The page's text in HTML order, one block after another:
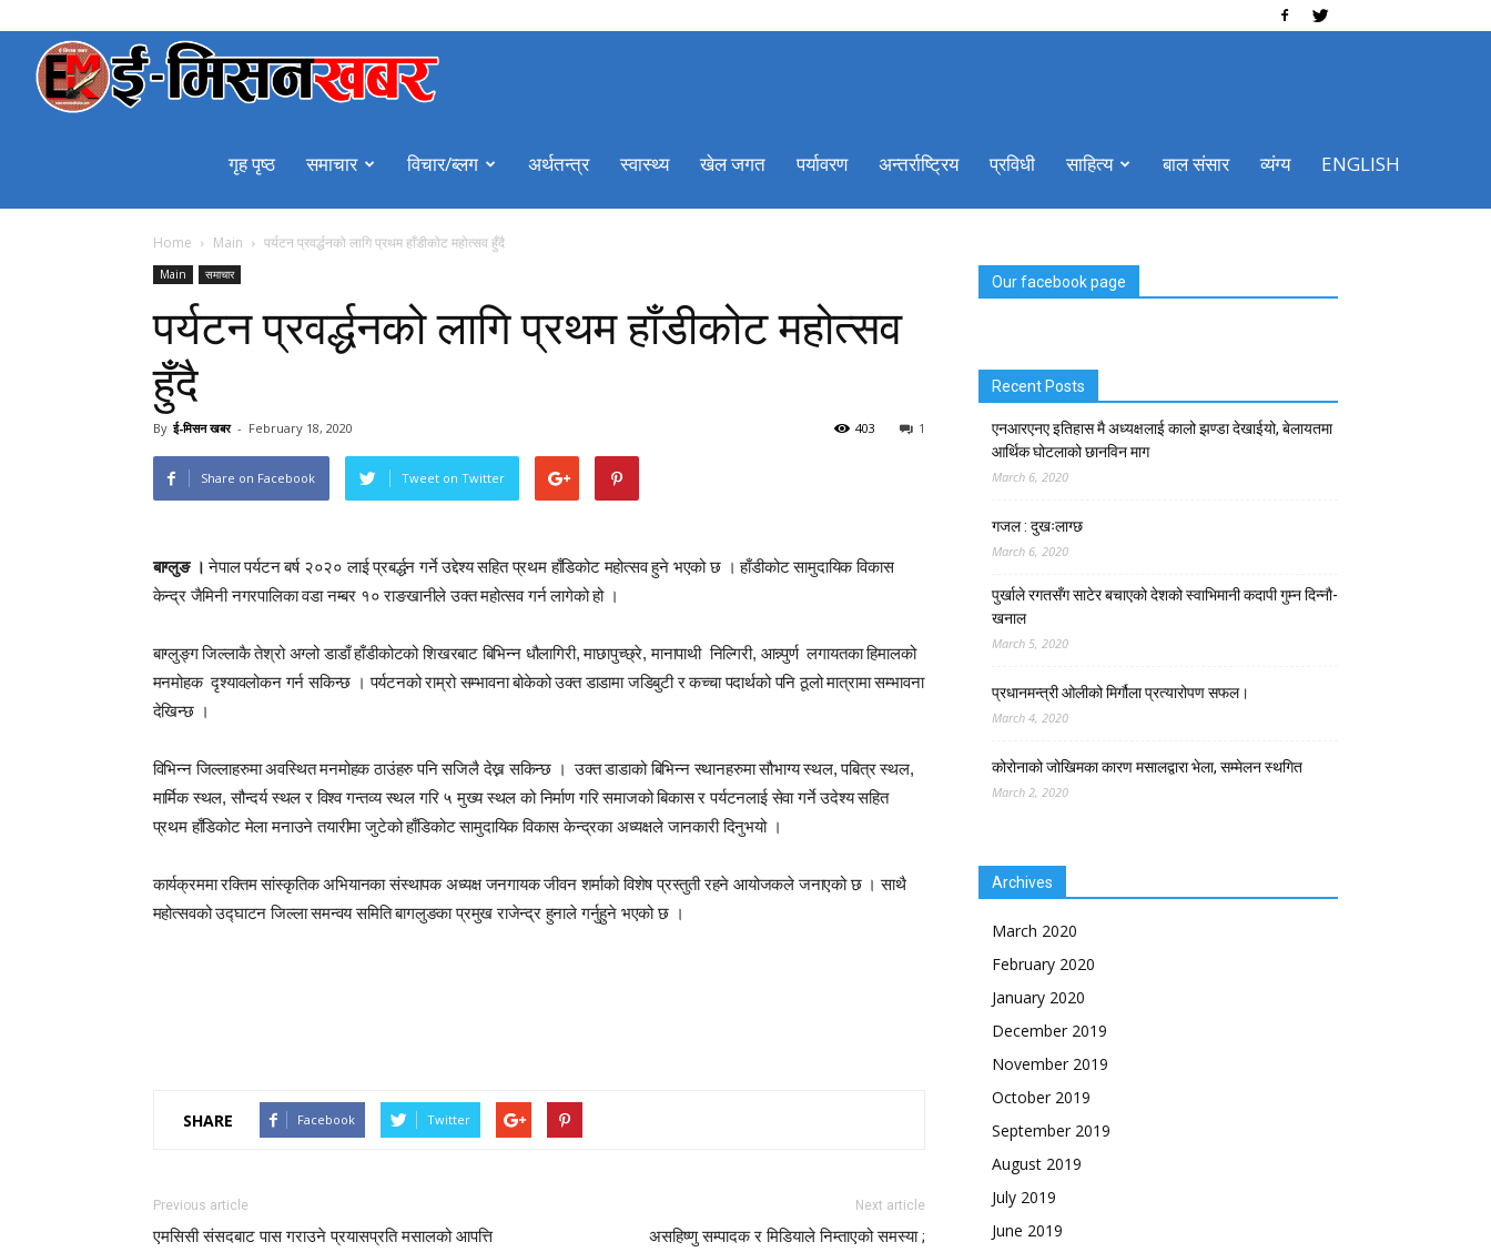
गृह पृष्ठ समाचार विचार/ब्लग अर्थतन्त्र स्वास्थ्य खेल जगत पर्यावरण अन्तर्राष्ट्रिय प्रविधी साहित्य बाल संसार व्यंग्य ENGLISH
Home Main पर्यटन प्रवर्द्धनको लागि प्रथम हाँडीकोट महोत्सव हुँदै
Main समाचार
पर्यटन प्रवर्द्धनको लागि प्रथम हाँडीकोट महोत्सव
हुँदै
By ई-मिसन खबर - February 18, 2020 1
403
Share on Facebook Tweet on Twitter
बाग्लुङ । नेपाल पर्यटन बर्ष २०२० लाई प्रबर्द्धन गर्ने उद्देश्य सहित प्रथम हाँडिकोट महोत्सव हुने भएको छ । हाँडीकोट सामुदायिक विकास
केन्द्र जैमिनी नगरपालिका वडा नम्बर १० राङखानीले उक्त महोत्सव गर्न लागेको हो ।
बाग्लुङ्ग जिल्लाकै तेश्रो अग्लो डाडाँ हाँडीकोटको शिखरबाट बिभिन्न धौलागिरी, माछापुच्छ्रे, मानापाथी निल्गिरी, आन्न्पुर्ण लगायतका हिमालको
मनमोहक दृश्यावलोकन गर्न सकिन्छ । पर्यटनको राम्रो सम्भावना बोकेको उक्त डाडामा जडिबुटी र कच्चा पदार्थको पनि ठूलो मात्रामा सम्भावना
देखिन्छ ।
विभिन्न जिल्लाहरुमा अवस्थित मनमोहक ठाउंहरु पनि सजिलै देख्न सकिन्छ । उक्त डाडाको बिभिन्न स्थानहरुमा सौभाग्य स्थल, पबित्र स्थल,
मार्मिक स्थल, सौन्दर्य स्थल र विश्व गन्तव्य स्थल गरि ५ मुख्य स्थल को निर्माण गरि समाजको बिकास र पर्यटनलाई सेवा गर्ने उदेश्य सहित
प्रथम हाँडिकोट मेला मनाउने तयारीमा जुटेको हाँडिकोट सामुदायिक विकास केन्द्रका अध्यक्षले जानकारी दिनुभयो ।
कार्यक्रममा रक्तिम सांस्कृतिक अभियानका संस्थापक अध्यक्ष जनगायक जीवन शर्माको विशेष प्रस्तुती रहने आयोजकले जनाएको छ । साथै
महोत्सवको उद्घाटन जिल्ला समन्वय समिति बागलुङका प्रमुख राजेन्द्र हुनाले गर्नुहुने भएको छ ।
SHARE Facebook Twitter
Previous article
एमसिसी संसदबाट पास गराउने प्रयासप्रति मसालको आपत्ति
Next article
असहिष्णु सम्पादक र मिडियाले निम्ताएको समस्या ;
Our facebook page
Recent Posts
एनआरएनए इतिहास मै अध्यक्षलाई कालो झण्डा देखाईयो, बेलायतमा
आर्थिक घोटलाको छानविन माग
March 6, 2020
गजल : दुखःलाग्छ
March 6, 2020
पुर्खाले रगतसँग साटेर बचाएको देशको स्वाभिमानी कदापी गुम्न दिन्नाै-
खनाल
March 5, 2020
प्रधानमन्त्री ओलीको मिर्गौला प्रत्यारोपण सफल।
March 4, 2020
कोरोनाको जोखिमका कारण मसालद्वारा भेला, सम्मेलन स्थगित
March 2, 2020
Archives
March 2020
February 2020
January 2020
December 2019
November 2019
October 2019
September 2019
August 2019
July 2019
June 2019